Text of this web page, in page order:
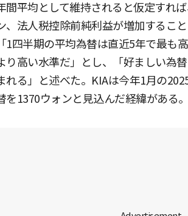
間平均として維持されると仮定すれ
、法人税控除前純利益が増加するこ
1四半期の平均為替は直近5年で最も
り高い水準だ」とし、「好ましい為
れる」と述べた。KIAは今年1月の
を1370ウォンと見込んだ経緯がある。